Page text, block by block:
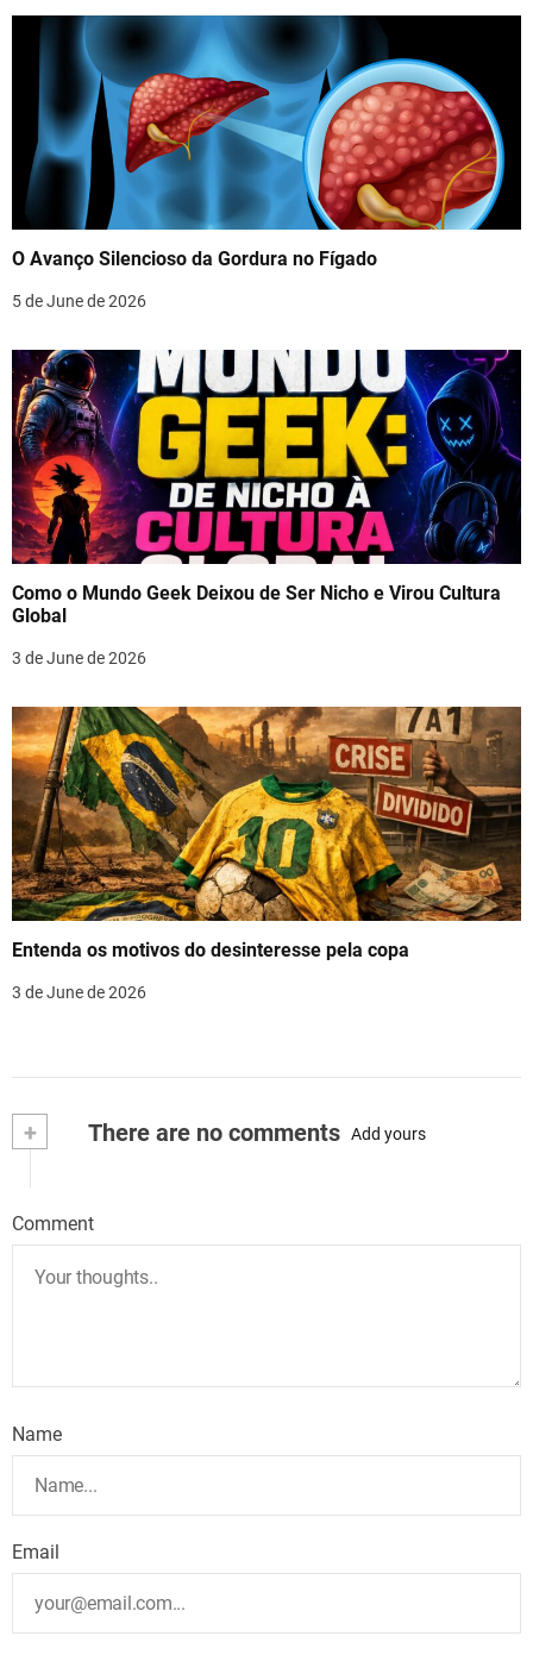
O Avanço Silencioso da Gordura no Fígado
5 de June de 2026
Como o Mundo Geek Deixou de Ser Nicho e Virou Cultura
Global
3 de June de 2026
Entenda os motivos do desinteresse pela copa
3 de June de 2026
+ There are no comments Add yours
Comment
Name
Email